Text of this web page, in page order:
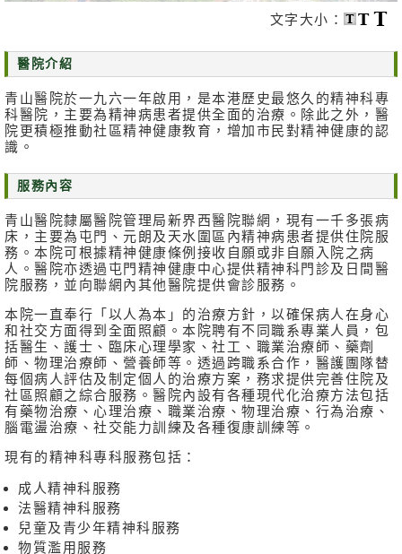
們
免
責
聲
明
無
障
礙
聲
明
員
專
用
文字大小：
醫院介紹
青山醫院於一九六一年啟用，是本港歷史最悠久的精神科專
科醫院，主要為精神病患者提供全面的治療。除此之外，醫
院更積極推動社區精神健康教育，增加市民對精神健康的認
識。
服務內容
青山醫院隸屬醫院管理局新界西醫院聯網，現有一千多張病
床，主要為屯門、元朗及天水圍區內精神病患者提供住院服
務。本院可根據精神健康條例接收自願或非自願入院之病
人。醫院亦透過屯門精神健康中心提供精神科門診及日間醫
院服務，並向聯網內其他醫院提供會診服務。
本院一直奉行「以人為本」的治療方針，以確保病人在身心
和社交方面得到全面照顧。本院聘有不同職系專業人員，包
括醫生、護士、臨床心理學家、社工、職業治療師、藥劑
師、物理治療師、營養師等。透過跨職系合作，醫護團隊替
每個病人評估及制定個人的治療方案，務求提供完善住院及
社區照顧之綜合服務。醫院內設有各種現代化治療方法包括
有藥物治療、心理治療、職業治療、物理治療、行為治療、
腦電盪治療、社交能力訓練及各種復康訓練等。
現有的精神科專科服務包括：
成人精神科服務
法醫精神科服務
兒童及青少年精神科服務
物質濫用服務